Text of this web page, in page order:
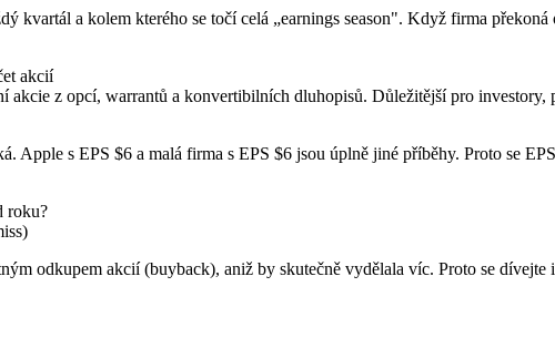
kvartál a kolem kterého se točí celá „earnings season". Když firma
akcií
z opcí, warrantů a konvertibilních dluhopisů. Důležitější pro investory,
Apple s EPS $6 a malá firma s EPS $6 jsou úplně jiné příběhy. Proto se
roku?
odkupem akcií (buyback), aniž by skutečně vydělala víc. Proto se